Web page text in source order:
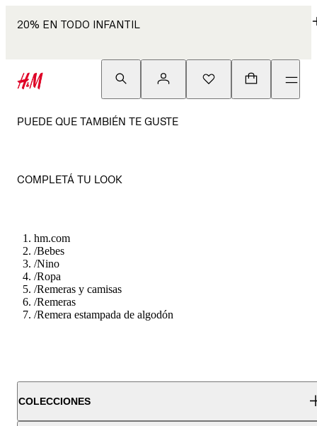
20% EN TODO INFANTIL
PUEDE QUE TAMBIÉN TE GUSTE
COMPLETÁ TU LOOK
hm.com
/Bebes
/Nino
/Ropa
/Remeras y camisas
/Remeras
/Remera estampada de algodón
COLECCIONES